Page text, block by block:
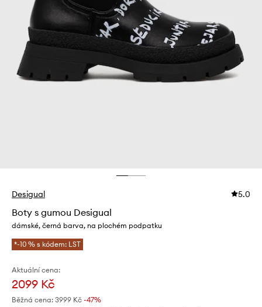
Desigual 5.0
Boty s gumou Desigual
dámské, černá barva, na plochém podpatku
*-10 % s kódem: LST
Aktuální cena:
2099 Kč
Běžná cena: 3999 Kč -47%